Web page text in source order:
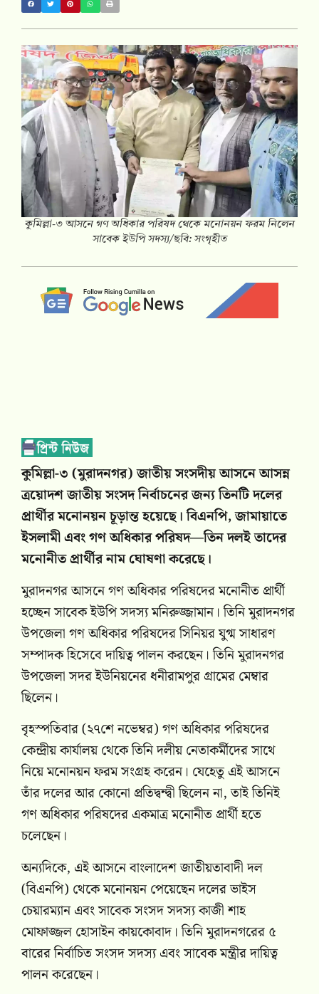
কুমিল্লা-৩ আসনে গণ অধিকার পরিষদ থেকে মনোনয়ন ফরম নিলেন
সাবেক ইউপি সদস্য/ছবি: সংগৃহীত
কুমিল্লা-৩ (মুরাদনগর) জাতীয় সংসদীয় আসনে আসন্ন
ত্রয়োদশ জাতীয় সংসদ নির্বাচনের জন্য তিনটি দলের
প্রার্থীর মনোনয়ন চূড়ান্ত হয়েছে। বিএনপি, জামায়াতে
ইসলামী এবং গণ অধিকার পরিষদ—তিন দলই তাদের
মনোনীত প্রার্থীর নাম ঘোষণা করেছে।
মুরাদনগর আসনে গণ অধিকার পরিষদের মনোনীত প্রার্থী
হচ্ছেন সাবেক ইউপি সদস্য মনিরুজ্জামান। তিনি মুরাদনগর
উপজেলা গণ অধিকার পরিষদের সিনিয়র যুগ্ম সাধারণ
সম্পাদক হিসেবে দায়িত্ব পালন করছেন। তিনি মুরাদনগর
উপজেলা সদর ইউনিয়নের ধনীরামপুর গ্রামের মেম্বার
ছিলেন।
বৃহস্পতিবার (২৭শে নভেম্বর) গণ অধিকার পরিষদের
কেন্দ্রীয় কার্যালয় থেকে তিনি দলীয় নেতাকর্মীদের সাথে
নিয়ে মনোনয়ন ফরম সংগ্রহ করেন। যেহেতু এই আসনে
তাঁর দলের আর কোনো প্রতিদ্বন্দ্বী ছিলেন না, তাই তিনিই
গণ অধিকার পরিষদের একমাত্র মনোনীত প্রার্থী হতে
চলেছেন।
অন্যদিকে, এই আসনে বাংলাদেশ জাতীয়তাবাদী দল
(বিএনপি) থেকে মনোনয়ন পেয়েছেন দলের ভাইস
চেয়ারম্যান এবং সাবেক সংসদ সদস্য কাজী শাহ
মোফাজ্জল হোসাইন কায়কোবাদ। তিনি মুরাদনগরের ৫
বারের নির্বাচিত সংসদ সদস্য এবং সাবেক মন্ত্রীর দায়িত্ব
পালন করেছেন।